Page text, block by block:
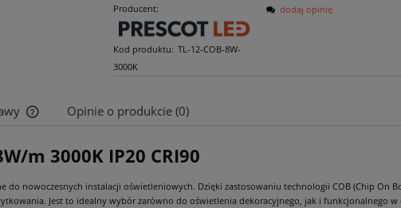
Producent:
Kod produktu: TL-12-COB-8W-
3000K
dodaj opinię
Cena nie zawiera ewentualnych kosztów
Opinie o produkcie (0)
m 3000K IP20 CRI90
do nowoczesnych instalacji oświetleniowych. Dzięki zastosowaniu technologii COB (Chip On
Jest to idealny wybór zarówno do oświetlenia dekoracyjnego, jak i funkcjonalnego w